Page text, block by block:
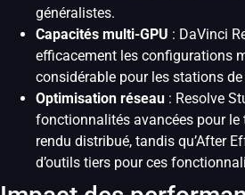
généralistes.
Capacités multi-GPU : DaVinci
efficacement les configurations
considérable pour les stations
Optimisation réseau : Resolve
fonctionnalités avancées pour le
rendu distribué, tandis qu’After
d’outils tiers pour ces